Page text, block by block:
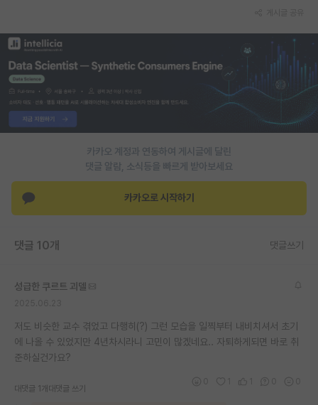
카카오 계정과 연동하여 게시글에 달린
댓글 알람, 소식등을 빠르게 받아보세요
카카오로 시작하기
댓글 10개 댓글쓰기
성급한 쿠르트 괴델
저도 비슷한 교수 겪었고 다행히(?) 그런 모습을 일찍부터 내비치셔서 초기
에 나올 수 있었지만 4년차시라니 고민이 많겠네요.. 자퇴하게되면 바로 취
준하실건가요?
대댓글 1개 대댓글 쓰기